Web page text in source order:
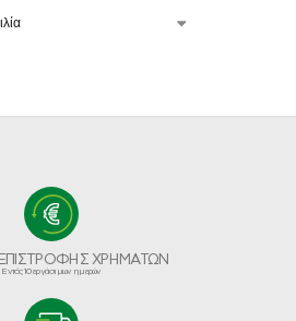
ΧΡΗΜΑΤΩΝ
Εντός 10 εργάσιμων ημερών